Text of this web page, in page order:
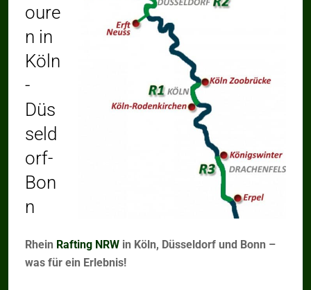
oure
n in
Köln
-
Düs
seld
orf-
Bon
n
Rhein Rafting NRW in Köln, Düsseldorf und Bonn –
was für ein Erlebnis!